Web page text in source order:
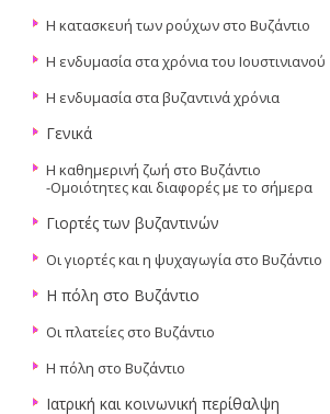
Η κατασκευή των ρούχων στο Βυζάντιο
Η ενδυμασία στα χρόνια του Ιουστινιανού
Η ενδυμασία στα βυζαντινά χρόνια
Γενικά
Η καθημερινή ζωή στο Βυζάντιο
-Ομοιότητες και διαφορές με το σήμερα
Γιορτές των βυζαντινών
Οι γιορτές και η ψυχαγωγία στο Βυζάντιο
Η πόλη στο Βυζάντιο
Oι πλατείες στο Βυζάντιο
Η πόλη στο Βυζάντιο
Ιατρική και κοινωνική περίθαλψη